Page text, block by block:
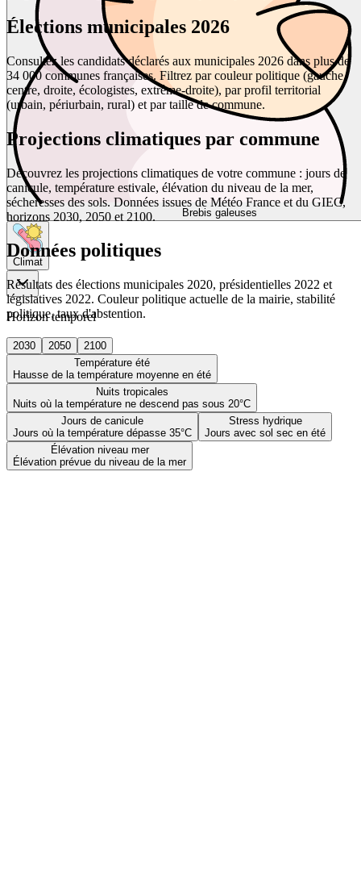
Brebis galeuses
Climat
Horizon temporel
2030 2050
2100
Température été
Hausse de la température moyenne en été
Nuits tropicales
Nuits où la température ne descend pas sous 20°C
Jours de canicule
Jours où la température dépasse 35°C
Stress hydrique
Jours avec sol sec en été
Élévation niveau mer
Élévation prévue du niveau de la mer
Élections municipales 2026
Consultez les candidats déclarés aux municipales 2026 dans plus de
34 000 communes françaises. Filtrez par couleur politique (gauche,
centre, droite, écologistes, extrême-droite), par profil territorial
(urbain, périurbain, rural) et par taille de commune.
Projections climatiques par commune
Découvrez les projections climatiques de votre commune : jours de
canicule, température estivale, élévation du niveau de la mer,
sécheresses des sols. Données issues de Météo France et du GIEC,
horizons 2030, 2050 et 2100.
Données politiques
Résultats des élections municipales 2020, présidentielles 2022 et
législatives 2022. Couleur politique actuelle de la mairie, stabilité
politique, taux d'abstention.